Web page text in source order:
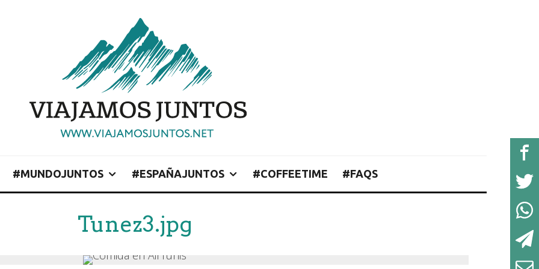
#MUNDOJUNTOS #ESPAÑAJUNTOS #COFFEETIME #FAQS
Tunez3.jpg